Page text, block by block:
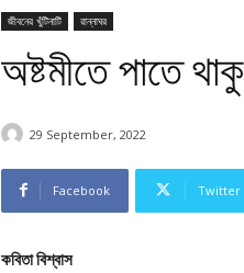
জীবনের খুঁটিনাটি রান্নাঘর
অষ্টমীতে পাতে
29 September, 2022
Facebook Twitter
কবিতা বিশ্বাস